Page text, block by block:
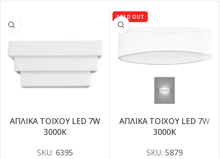
-5%
ΑΠΛΙΚΑ ΤΟΙΧΟΥ LED 7W
3000K
SKU: 6395
SOLD OUT
ΑΠΛΙΚΑ ΤΟΙΧΟΥ LED 7W
3000K
SKU: 5879